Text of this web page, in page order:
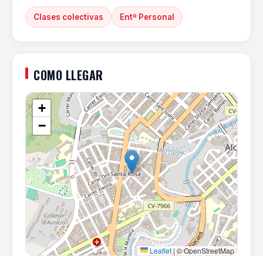
Clases colectivas Entº Personal
COMO LLEGAR
+
−
Leaflet|© OpenStreetMap